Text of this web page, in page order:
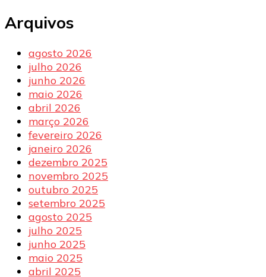
Arquivos
agosto 2026
julho 2026
junho 2026
maio 2026
abril 2026
março 2026
fevereiro 2026
janeiro 2026
dezembro 2025
novembro 2025
outubro 2025
setembro 2025
agosto 2025
julho 2025
junho 2025
maio 2025
abril 2025